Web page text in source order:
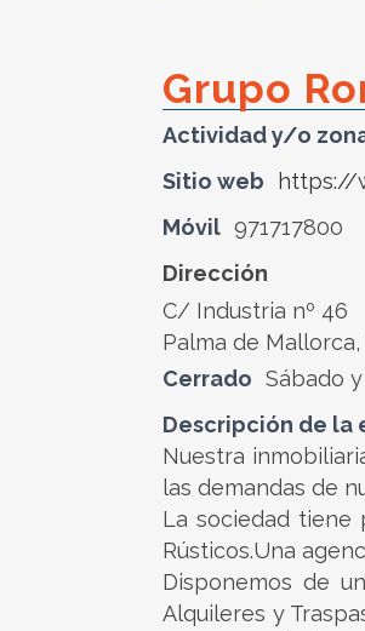
Grupo
Actividad y/o
Sitio web
https://
Móvil 971717800
Dirección
C/ Industria nº 46
Palma de
Cerrado Sábado
Descripción de la
Nuestra
las demandas de
La sociedad tiene
Rústicos.Una
Disponemos de
Alquileres y